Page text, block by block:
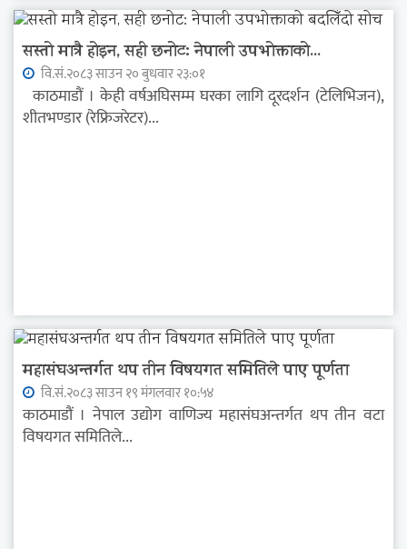
सस्तो मात्रै होइन, सही छनोट: नेपाली उपभोक्ताको...
वि.सं.२०८३ साउन २० बुधवार २३:०१
काठमाडौं । केही वर्षअघिसम्म घरका लागि दूरदर्शन (टेलिभिजन),
शीतभण्डार (रेफ्रिजरेटर)...
महासंघअन्तर्गत थप तीन विषयगत समितिले पाए पूर्णता
वि.सं.२०८३ साउन १९ मंगलवार १०:५४
काठमाडौं । नेपाल उद्योग वाणिज्य महासंघअन्तर्गत थप तीन वटा
विषयगत समितिले...